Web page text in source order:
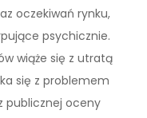
oczekiwań rynku,
psychicznie.
wiąże się z utratą
się z problemem
publicznej oceny